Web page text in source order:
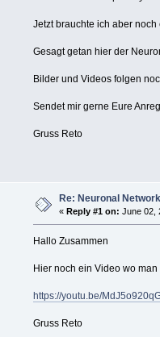
Jetzt brauchte ich aber
Gesagt getan hier der
Bilder und Videos folgen
Sendet mir gerne Eure
Gruss Reto
Re: Neuronal
« Reply #1 on: June 02,
Hallo Zusammen
Hier noch ein Video wo
https://youtu.be/
Gruss Reto